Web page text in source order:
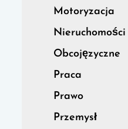
Motoryzacja
Nieruchomości
Obcojęzyczne
Praca
Prawo
Przemysł